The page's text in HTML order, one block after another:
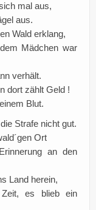
mal aus,
aus.
Wald erklang,
Mädchen war
verhält.
dort zählt Geld !
Blut.
Strafe nicht gut.
Ort
an den
Land herein,
es blieb ein